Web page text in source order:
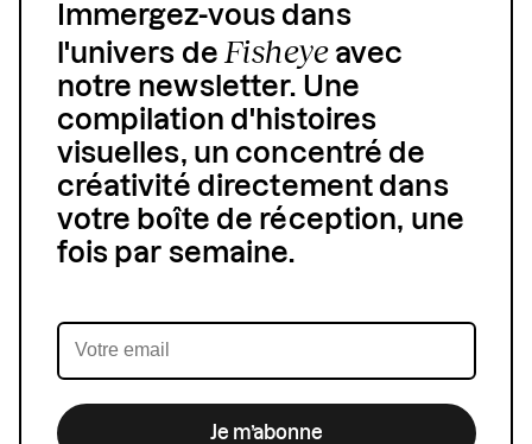
Immergez-vous dans
l'univers de Fisheyeavec
notre newsletter. Une
compilation d'histoires
visuelles, un concentré de
créativité directement dans
votre boîte de réception, une
fois par semaine.
Je m’abonne